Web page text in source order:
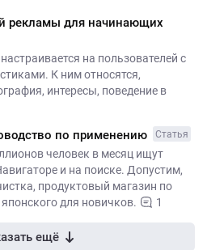
рекламы для начинающих
на пользователей с
К ним относятся,
интересы, поведение в
по применению Статья
человек в месяц ищут
и на поиске. Допустим,
продуктовый магазин по
для новичков.
1
ещё